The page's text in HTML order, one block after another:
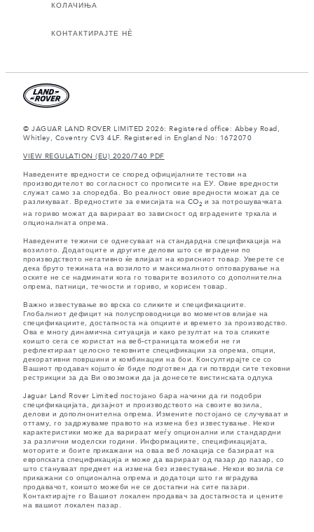
КОЛАЧИЊА
КОНТАКТИРАЈТЕ НЀ
© JAGUAR LAND ROVER LIMITED 2026: Registered office: Abbey Road,
Whitley, Coventry CV3 4LF. Registered in England No: 1672070
VIEW REGULATION (EU) 2020/740 PDF
Наведените вредности се според официјалните тестови на
производителот во согласност со прописите на ЕУ. Овие вредности
служат само за споредба. Во реалност овие вредности можат да се
разликуваат. Вредностите за емисијата на CO2 и за потрошувачката
на гориво можат да варираат во зависност од вградените тркала и
опционалната опрема.
Наведените тежини се однесуваат на стандардна спецификација на
возилото. Додатоците и другите делови што се вградени по
производството негативно ќе влијаат на корисниот товар. Уверете се
дека бруто тежината на возилото и максималното оптоварување на
оските не се надминати кога го товарите возилото со дополнителна
опрема, патници, течности и гориво, и корисен товар.
Важно известување во врска со сликите и спецификациите.
Глобалниот дефицит на полуспроводници во моментов влијае на
спецификациите, достапноста на опциите и времето за производство.
Ова е многу динамична ситуација и како резултат на тоа сликите
коишто сега се користат на веб-страницата можеби не ги
рефлектираат целосно тековните спецификации за опрема, опции,
декоративни површини и комбинации на бои. Консултирајте се со
Вашиот продавач којшто ќе биде подготвен да ги потврди сите тековни
рестрикции за да Ви овозможи да ја донесете вистинската одлука
Jaguar Land Rover Limited постојано бара начини да ги подобри
спецификацијата, дизајнот и производството на своите возила,
делови и дополнонителна опрема. Измените постојано се случуваат и
оттаму, го задржуваме правото на измена без известување. Некои
карактеристики може да варираат меѓу опционални или стандардни
за различни моделски години. Информациите, спецификацијата,
моторите и боите прикажани на оваа веб локација се базираат на
европската спецификација и може да варираат од пазар до пазар, со
што стануваат предмет на измена без известување. Некои возила се
прикажани со опционална опрема и додатоци што ги вградува
продавачот, коишто можеби не се достапни на сите пазари.
Контактирајте го Вашиот локален продавач за достапноста и цените
на вашиот локален пазар.